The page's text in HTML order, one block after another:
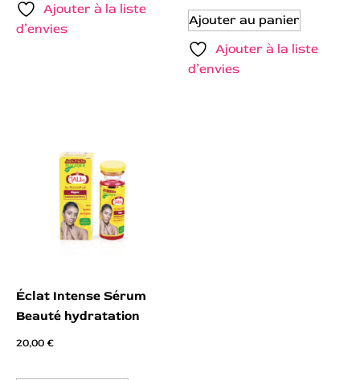
Ajouter à la liste
d’envies
Ajouter au panier
Ajouter à la liste
d’envies
Éclat Intense Sérum
Beauté hydratation
20,00€